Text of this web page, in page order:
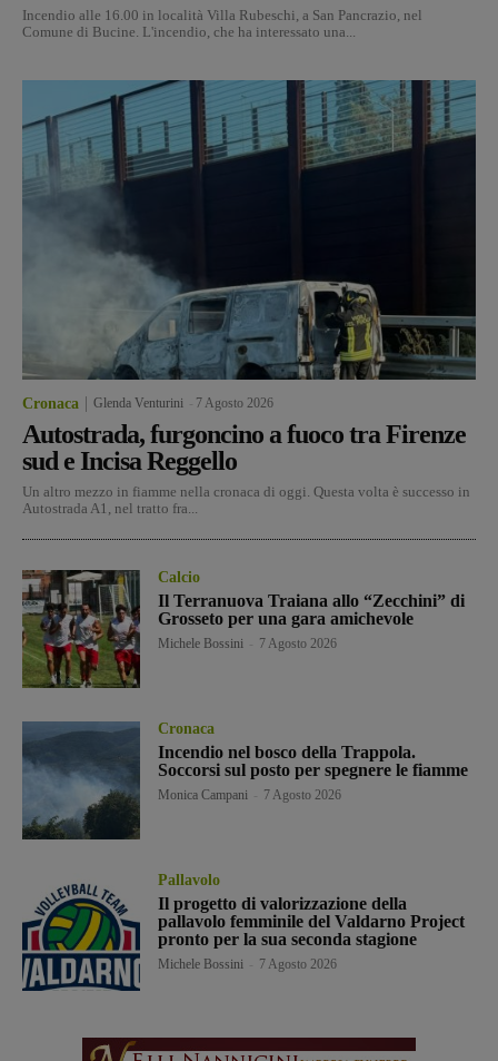
Incendio alle 16.00 in località Villa Rubeschi, a San Pancrazio, nel
Comune di Bucine. L'incendio, che ha interessato una...
Cronaca Glenda Venturini 7 Agosto 2026
Autostrada, furgoncino a fuoco tra Firenze
sud e Incisa Reggello
Un altro mezzo in fiamme nella cronaca di oggi. Questa volta è successo in
Autostrada A1, nel tratto fra...
Calcio
Il Terranuova Traiana allo “Zecchini” di
Grosseto per una gara amichevole
Michele Bossini 7 Agosto 2026
Cronaca
Incendio nel bosco della Trappola.
Soccorsi sul posto per spegnere le fiamme
Monica Campani 7 Agosto 2026
Pallavolo
Il progetto di valorizzazione della
pallavolo femminile del Valdarno Project
pronto per la sua seconda stagione
Michele Bossini 7 Agosto 2026